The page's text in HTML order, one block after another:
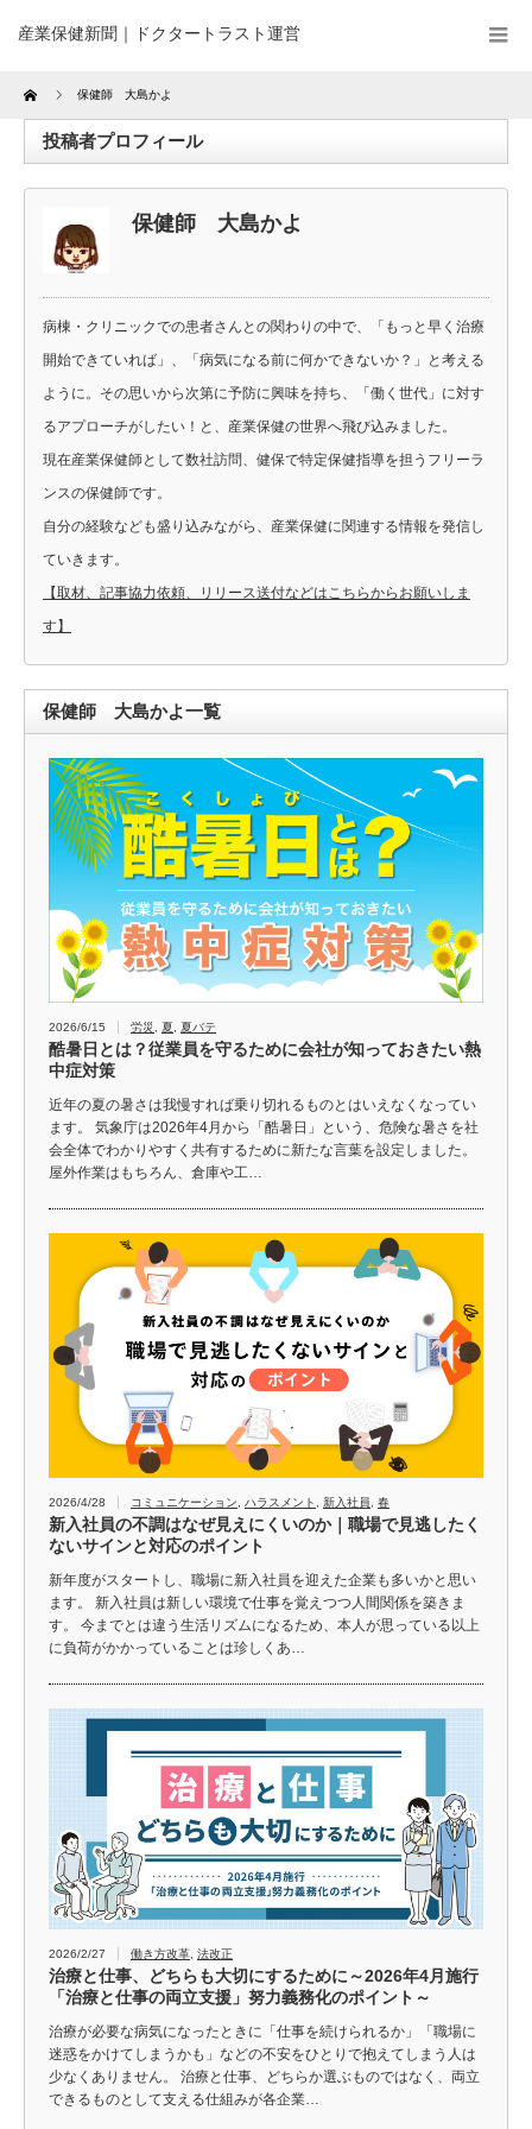
産業保健新聞｜ドクタートラスト運営
Home 保健師 大島かよ
投稿者プロフィール
保健師 大島かよ
病棟・クリニックでの患者さんとの関わりの中で、「もっと早く治療
開始できていれば」、「病気になる前に何かできないか？」と考える
ように。その思いから次第に予防に興味を持ち、「働く世代」に対す
るアプローチがしたい！と、産業保健の世界へ飛び込みました。
現在産業保健師として数社訪問、健保で特定保健指導を担うフリーラ
ンスの保健師です。
自分の経験なども盛り込みながら、産業保健に関連する情報を発信し
ていきます。
【取材、記事協力依頼、リリース送付などはこちらからお願いしま
す】
保健師 大島かよ一覧
2026/6/15 労災 , 夏, 夏バテ
酷暑日とは？従業員を守るために会社が知っておきたい熱
中症対策
近年の夏の暑さは我慢すれば乗り切れるものとはいえなくなってい
ます。 気象庁は2026年4月から「酷暑日」という、危険な暑さを社
会全体でわかりやすく共有するために新たな言葉を設定しました。
屋外作業はもちろん、倉庫や工…
2026/4/28 コミュニケーション ハラスメント 新入社員 春
新入社員の不調はなぜ見えにくいのか｜職場で見逃したく
ないサインと対応のポイント
新年度がスタートし、職場に新入社員を迎えた企業も多いかと思い
ます。 新入社員は新しい環境で仕事を覚えつつ人間関係を築きま
す。 今までとは違う生活リズムになるため、本人が思っている以上
に負荷がかかっていることは珍しくあ…
2026/2/27 働き方改革 法改正
治療と仕事、どちらも大切にするために～2026年4月施行
「治療と仕事の両立支援」努力義務化のポイント～
治療が必要な病気になったときに「仕事を続けられるか」「職場に
迷惑をかけてしまうかも」などの不安をひとりで抱えてしまう人は
少なくありません。 治療と仕事、どちらか選ぶものではなく、両立
できるものとして支える仕組みが各企業…